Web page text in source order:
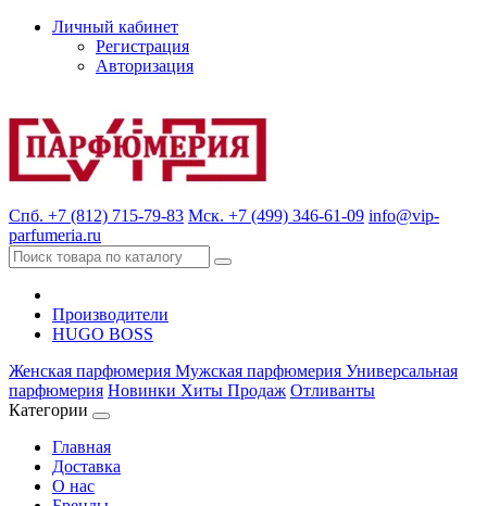
Личный кабинет
Регистрация
Авторизация
Спб. +7 (812) 715-79-83 Мск. +7 (499) 346-61-09 info@vip-
parfumeria.ru
Производители
HUGO BOSS
Женская парфюмерия Мужская парфюмерия Универсальная
парфюмерия Новинки Хиты Продаж Отливанты
Категории
Главная
Доставка
О нас